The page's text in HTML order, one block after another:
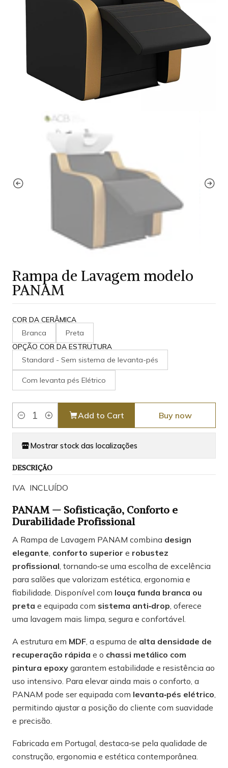
Rampa de Lavagem modelo
PANAM
COR DA CERÂMICA
Branca Preta
OPÇÃO COR DA ESTRUTURA
Standard - Sem sistema de levanta-pés
Com levanta pés Elétrico
Quantity
Add to Cart Buy now
Mostrar stock das localizações
DESCRIÇÃO
IVA INCLUÍDO
PANAM — Sofisticação, Conforto e
Durabilidade Profissional
A Rampa de Lavagem PANAM combina design
elegante, conforto superior e robustez
profissional, tornando‑se uma escolha de excelência
para salões que valorizam estética, ergonomia e
fiabilidade. Disponível com louça funda branca ou
preta e equipada com sistema anti‑drop, oferece
uma lavagem mais limpa, segura e confortável.
A estrutura em MDF, a espuma de alta densidade de
recuperação rápida e o chassi metálico com
pintura epoxy garantem estabilidade e resistência ao
uso intensivo. Para elevar ainda mais o conforto, a
PANAM pode ser equipada com levanta‑pés elétrico,
permitindo ajustar a posição do cliente com suavidade
e precisão.
Fabricada em Portugal, destaca‑se pela qualidade de
construção, ergonomia e estética contemporânea.